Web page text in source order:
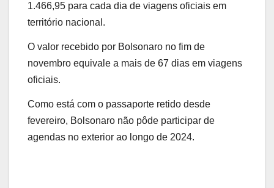
1.466,95 para cada dia de viagens oficiais em
território nacional.
O valor recebido por Bolsonaro no fim de
novembro equivale a mais de 67 dias em viagens
oficiais.
Como está com o passaporte retido desde
fevereiro, Bolsonaro não pôde participar de
agendas no exterior ao longo de 2024.